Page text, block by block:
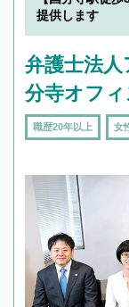
提供します
弁護士法
分寺オフィ
職歴20年以上 女